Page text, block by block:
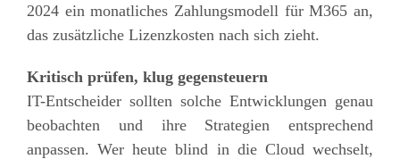
2024 ein monatliches Zahlungsmodell für M365 an,
das zusätzliche Lizenzkosten nach sich zieht.
Kritisch prüfen, klug gegensteuern
IT-Entscheider sollten solche Entwicklungen genau
beobachten und ihre Strategien entsprechend
anpassen. Wer heute blind in die Cloud wechselt,